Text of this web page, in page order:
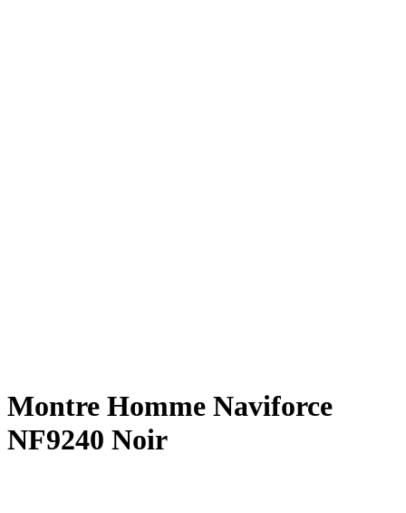
Montre Homme Naviforce
NF9240 Noir